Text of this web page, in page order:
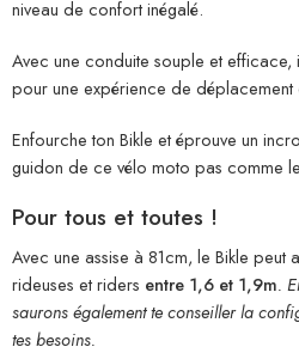
niveau de confort inégalé.
Avec une conduite souple et
pour une expérience de déplacement
Enfourche ton Bikle et éprouve un
guidon de ce vélo moto pas comme
Pour tous et toutes !
Avec une assise à 81cm, le Bikle
rideuses et riders entre 1,6 et 1,9m.
saurons également te conseiller la
tes besoins.